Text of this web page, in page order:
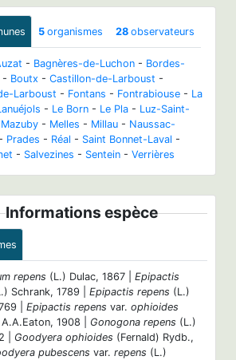
5 organismes 28 observateurs
- Bagnères-de-Luchon - Bordes-
- Boutx - Castillon-de-Larboust -
Larboust - Fontans - Fontrabiouse - La
- Le Born - Le Pla - Luz-Saint-
Mazuby - Melles - Millau - Naussac-
- Prades - Réal - Saint Bonnet-Laval -
- Salvezines - Sentein - Verrières
Informations espèce
repens (L.) Dulac, 1867 | Epipactis
Schrank, 1789 | Epipactis repens (L.)
| Epipactis repens var. ophioides
1908 | Gonogona repens (L.)
| Goodyera ophioides (Fernald) Rydb.,
pubescens var. repens (L.)